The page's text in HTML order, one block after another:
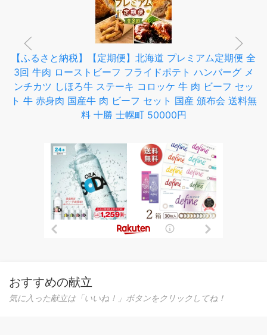
【ふるさと納税】【定期便】北海道 プレミアム定期便 全
3回 牛肉 ローストビーフ フライドポテト ハンバーグ メ
ンチカツ しほろ牛 ステーキ コロッケ 牛 肉 ビーフ セッ
ト 牛 赤身肉 国産牛 肉 ビーフ セット 国産 頒布会 送料無
料 十勝 士幌町 50000円
おすすめの献立
気に入った献立は「いいね！」ボタンをクリックしてね！